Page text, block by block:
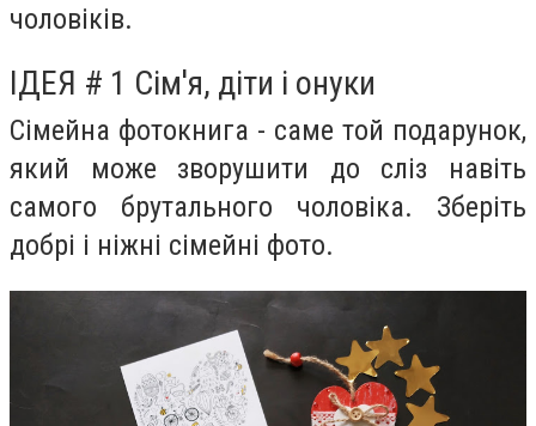
чоловіків.
ІДЕЯ # 1 Сім'я, діти і онуки
Сімейна фотокнига - саме той подарунок,
який може зворушити до сліз навіть
самого брутального чоловіка. Зберіть
добрі і ніжні сімейні фото.